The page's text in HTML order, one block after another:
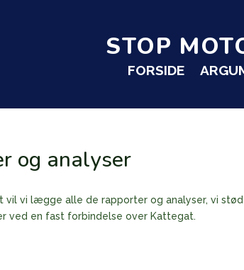
STOP
FORSIDE
og analyser
vil vi lægge alle de rapporter og analyser, vi
ved en fast forbindelse over Kattegat.